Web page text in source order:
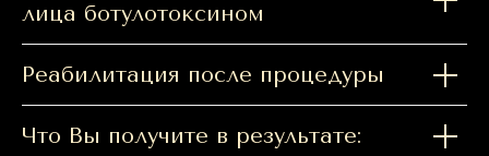
лица ботулотоксином
Реабилитация после процедуры
Что Вы получите в результате: